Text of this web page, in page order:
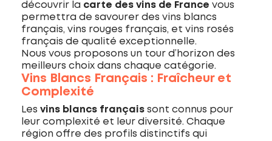
découvrir la carte des vins de France vous
permettra de savourer des vins blancs
français, vins rouges français, et vins rosés
français de qualité exceptionnelle.
Nous vous proposons un tour d’horizon des
meilleurs choix dans chaque catégorie.
Vins Blancs Français : Fraîcheur et
Complexité
Les vins blancs français sont connus pour
leur complexité et leur diversité. Chaque
région offre des profils distinctifs qui